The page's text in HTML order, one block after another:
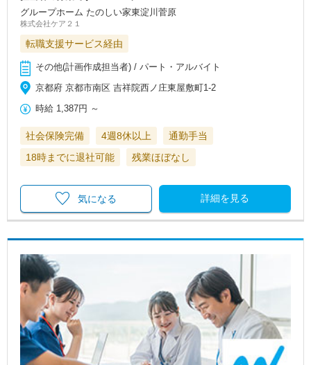
グループホーム たのしい家東淀川菅原
株式会社ケア２１
転職支援サービス経由
その他(計画作成担当者) / パート・アルバイト
京都府 京都市南区 吉祥院西ノ庄東屋敷町1-2
時給 1,387円 ～
社会保険完備 4週8休以上
通勤手当
18時までに退社可能
残業ほぼなし
詳細を見る
気になる